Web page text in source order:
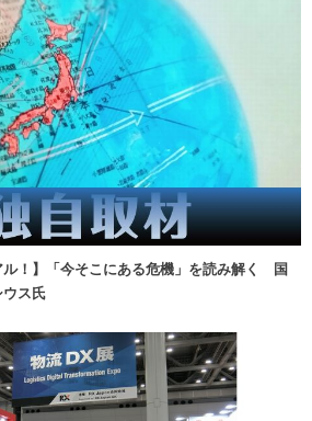
ル！】「今そこにある危機」を読み解く 国
ス氏